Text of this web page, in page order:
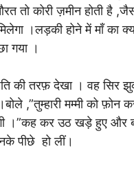
तो कोरी ज़मीन होती है
।लड़की होने में माँ का
गया ।
की तरफ़ देखा । वह सिर
,”तुम्हारी मम्मी को फ़ोन
।”कह कर उठ खड़े हुए और
पीछे हो लीं।